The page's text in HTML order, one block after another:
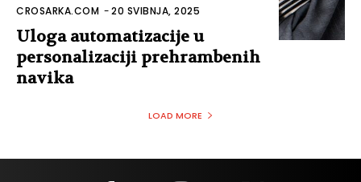
CROSARKA.COM -20 SVIBNJA, 2025
Uloga automatizacije u
personalizaciji prehrambenih
navika
LOAD MORE